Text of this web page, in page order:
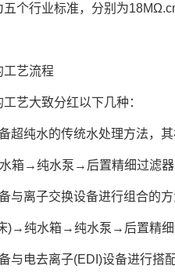
五个行业标准，分别为
工艺流程
艺大致分红以下几种：
超纯水的传统水处理方法
箱→纯水泵→后置精细过滤
与离子交换设备进行组合
)→纯水箱→纯水泵→后置精
与电去离子(EDI)设备进行搭